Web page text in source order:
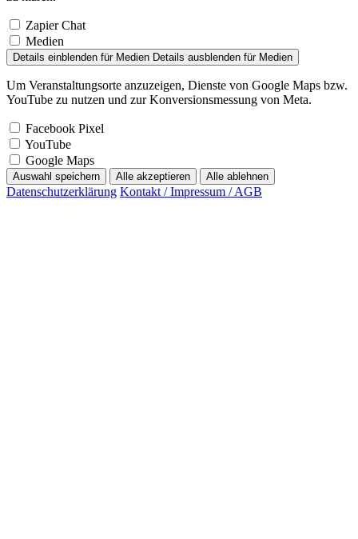
Zapier Chat
Medien
Details einblenden für Medien Details ausblenden für Medien
Um Veranstaltungsorte anzuzeigen, Dienste von Google Maps bzw.
YouTube zu nutzen und zur Konversionsmessung von Meta.
Facebook Pixel
YouTube
Google Maps
Auswahl speichern Alle akzeptieren Alle ablehnen
Datenschutzerklärung Kontakt / Impressum / AGB